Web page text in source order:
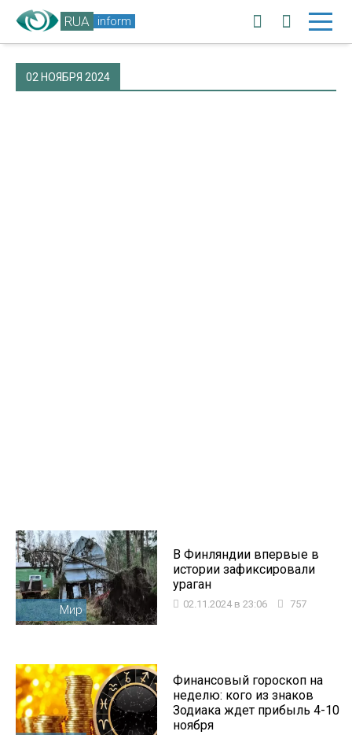
RUA inform
02 НОЯБРЯ 2024
Мир
В Финляндии впервые в
истории зафиксировали
ураган
02.11.2024 в 23:06 757
Финансовый гороскоп на
неделю: кого из знаков
Зодиака ждет прибыль 4-10
ноября